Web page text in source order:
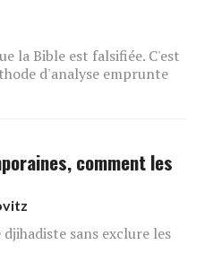
la Bible est falsifiée. C'est
d'analyse emprunte
comment les
sans exclure les